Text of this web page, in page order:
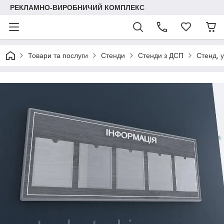
РЕКЛАМНО-ВИРОБНИЧИЙ КОМПЛЕКС
Товари та послуги Стенди Стенди з ДСП Стенд,